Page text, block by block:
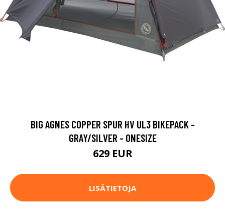
BIG AGNES COPPER SPUR HV UL3 BIKEPACK -
GRAY/SILVER - ONESIZE
629 EUR
LISÄTIETOJA